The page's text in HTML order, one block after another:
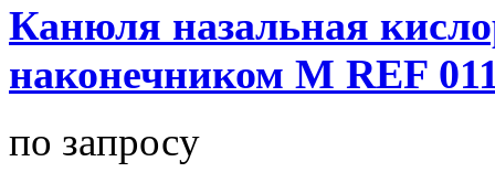
Канюля назальная
наконечником M REF
по запросу